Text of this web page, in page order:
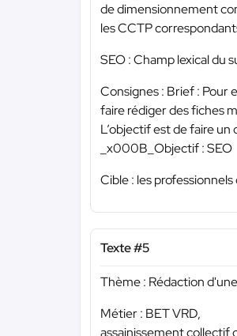
de dimensionnement
les CCTP
SEO : Champ lexical du
Consignes : Brief : Pour
faire rédiger des fiches
L’objectif est de faire
_x000B_Objectif : SEO
Cible : les
Texte #5
Thème : Rédaction
Métier : BET VRD,
assainissement collectif